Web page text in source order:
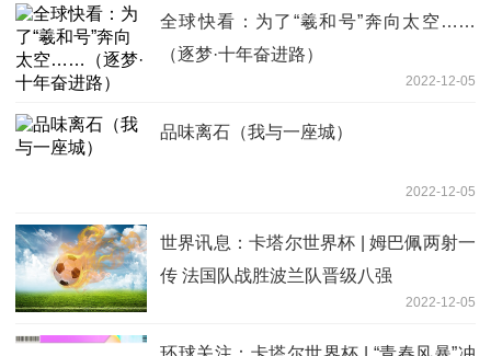
全球快看：为了“羲和号”奔向太空……
（逐梦·十年奋进路）
2022-12-05
品味离石（我与一座城）
2022-12-05
世界讯息：卡塔尔世界杯 | 姆巴佩两射一
传 法国队战胜波兰队晋级八强
2022-12-05